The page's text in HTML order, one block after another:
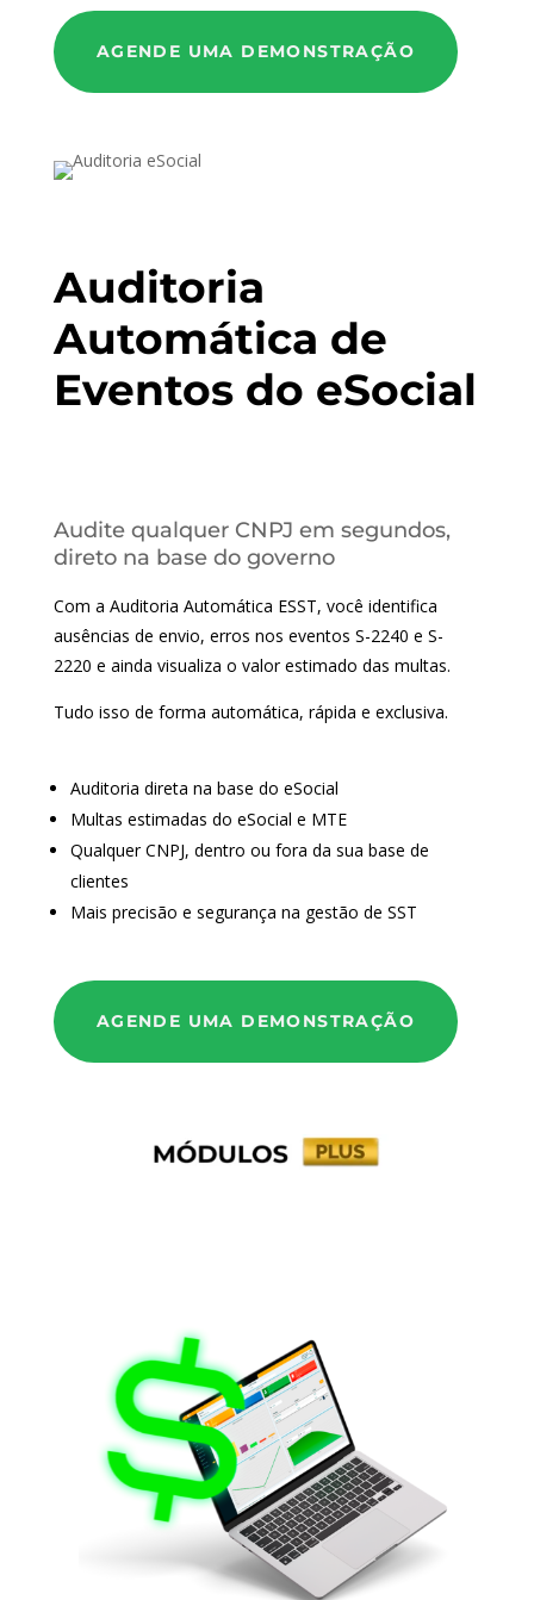
AGENDE UMA DEMONSTRAÇÃO
Auditoria
Automática de
Eventos do eSocial
Audite qualquer CNPJ em segundos,
direto na base do governo
Com a Auditoria Automática ESST, você identifica
ausências de envio, erros nos eventos S-2240 e S-
2220 e ainda visualiza o valor estimado das multas.
Tudo isso de forma automática, rápida e exclusiva.
Auditoria direta na base do eSocial
Multas estimadas do eSocial e MTE
Qualquer CNPJ, dentro ou fora da sua base de
clientes
Mais precisão e segurança na gestão de SST
AGENDE UMA DEMONSTRAÇÃO